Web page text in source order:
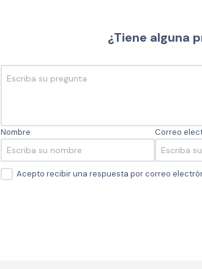
¿Tiene alguna
Nombre Correo
Acepto recibir una respuesta por correo